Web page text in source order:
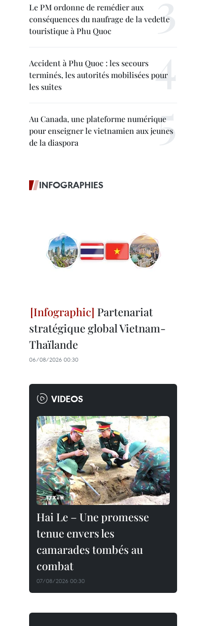
Le PM ordonne de remédier aux
conséquences du naufrage de la vedette
touristique à Phu Quoc
Accident à Phu Quoc : les secours
terminés, les autorités mobilisées pour
les suites
Au Canada, une plateforme numérique
pour enseigner le vietnamien aux jeunes
de la diaspora
INFOGRAPHIES
Partenariat
stratégique global Vietnam-
Thaïlande
06/08/2026 00:30
VIDEOS
Hai Le – Une promesse
tenue envers les
camarades tombés au
combat
07/08/2026 00:30